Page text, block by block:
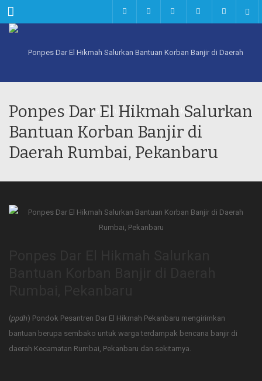
Menu
Ponpes Dar El Hikmah Salurkan
Bantuan Korban Banjir di
Daerah Rumbai, Pekanbaru
(ppdh) Pondok Pesantren Dar El Hikmah Pekanbaru mengirimkan
bantuan berupa sembako untuk warga terdampak bencana banjir di
daerah Kecamatan Rumbai, Pekanbaru dan sekitarnya.